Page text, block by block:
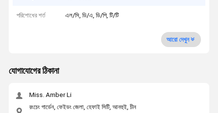
পরিশোধের শর্ত এল/সি, ডি/এ, ডি/পি, টি/টি
আরো দেখুন
যোগাযোগের ঠিকানা
Miss. Amber Li
রংচেং গার্ডেন, ফেইডং জেলা, হেফাই সিটি, আনহুই, চীন